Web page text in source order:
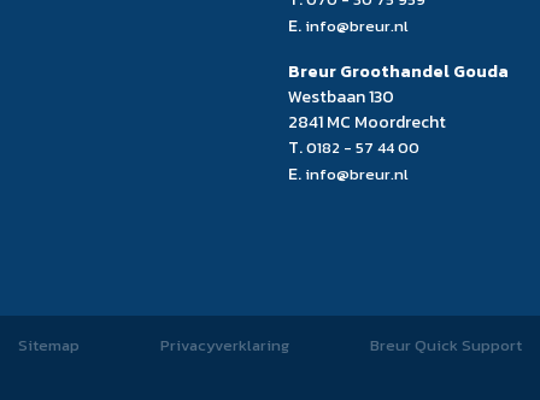
E. info@breur.nl
Breur Groothandel Gouda
Westbaan 130
2841 MC Moordrecht
T.0182 - 57 44 00
E. info@breur.nl
Sitemap Privacyverklaring Breur Quick Support